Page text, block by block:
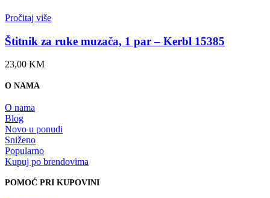
Pročitaj više
Štitnik za ruke muzača, 1 par – Kerbl 15385
23,00 KM
O NAMA
O nama
Blog
Novo u ponudi
Sniženo
Popularno
Kupuj po brendovima
POMOĆ PRI KUPOVINI